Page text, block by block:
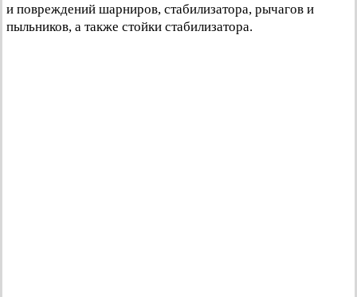
и повреждений шарниров, стабилизатора, рычагов и
пыльников, а также стойки стабилизатора.